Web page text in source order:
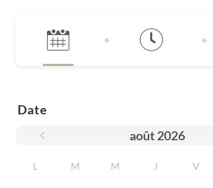
Date
août 2026
L M M J V